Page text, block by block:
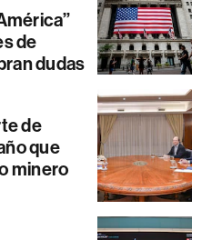
de
dudas
de
que
minero